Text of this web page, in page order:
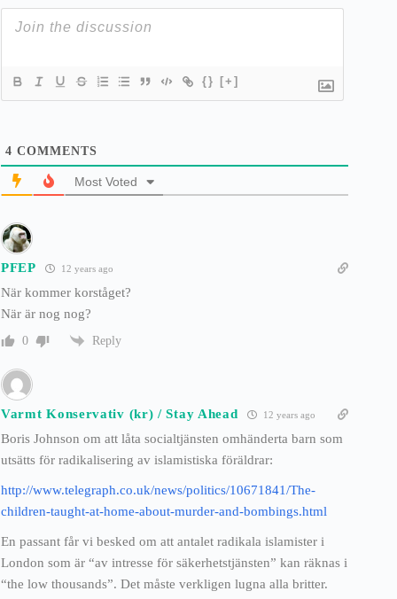
{} [+]
4 COMMENTS
Most Voted
PFEP 12 years ago
När kommer korståget?
När är nog nog?
0 Reply
Varmt Konservativ (kr) / Stay Ahead 12 years ago
Boris Johnson om att låta socialtjänsten omhänderta barn som
utsätts för radikalisering av islamistiska föräldrar:
http://www.telegraph.co.uk/news/politics/10671841/The-
children-taught-at-home-about-murder-and-bombings.html
En passant får vi besked om att antalet radikala islamister i
London som är “av intresse för säkerhetstjänsten” kan räknas i
“the low thousands”. Det måste verkligen lugna alla britter.